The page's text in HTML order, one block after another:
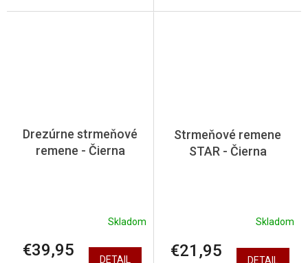
Drezúrne strmeňové
remene - Čierna
Skladom
€39,95 DETAIL
Strmeňové remene
STAR - Čierna
Skladom
€21,95 DETAIL